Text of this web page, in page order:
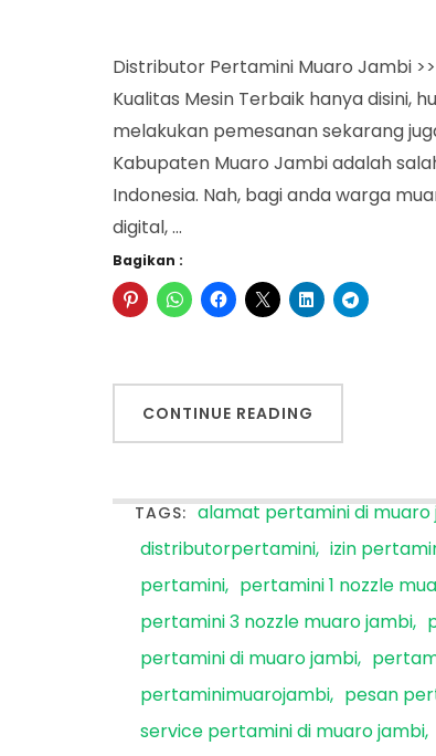
Distributor Pertamini Muaro Jambi
Kualitas Mesin Terbaik hanya disini,
melakukan pemesanan sekarang
Kabupaten Muaro Jambi adalah
Indonesia. Nah, bagi anda warga
digital, …
Bagikan :
CONTINUE READING
TAGS: alamat pertamini di muaro
distributorpertamini izin
pertamini
pertamini 1 nozzle
pertamini 3 nozzle muaro jambi
pertamini di muaro jambi
pertaminimuarojambi
pesan
service pertamini di muaro jambi